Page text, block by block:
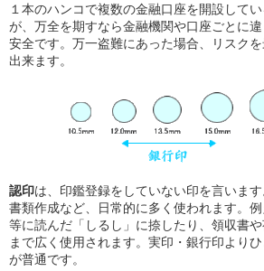
１本のハンコで複数の金融口座を開設して
が、万全を期すなら金融機関や口座ごとに
安全です。万一盗難にあった場合、リスク
出来ます。
認印は、印鑑登録をしていない印を言いま
書類作成など、日常的に多く使われます。
等に読んだ「しるし」に捺したり、領収書
まで広く使用されます。実印・銀行印より
が普通です。